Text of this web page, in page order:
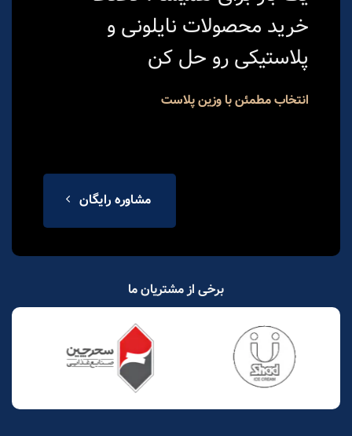
خرید محصولات نایلونی و
پلاستیکی رو حل کن
انتخاب مطمئن با وزین پلاست
مشاوره رایگان
برخی از مشتریان ما